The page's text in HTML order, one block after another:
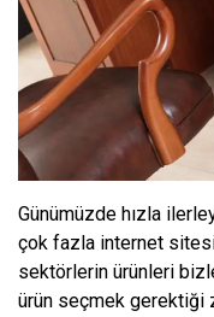
Günümüzde hızla
çok fazla internet sitesi
sektörlerin ürünleri
ürün seçmek gerektiği